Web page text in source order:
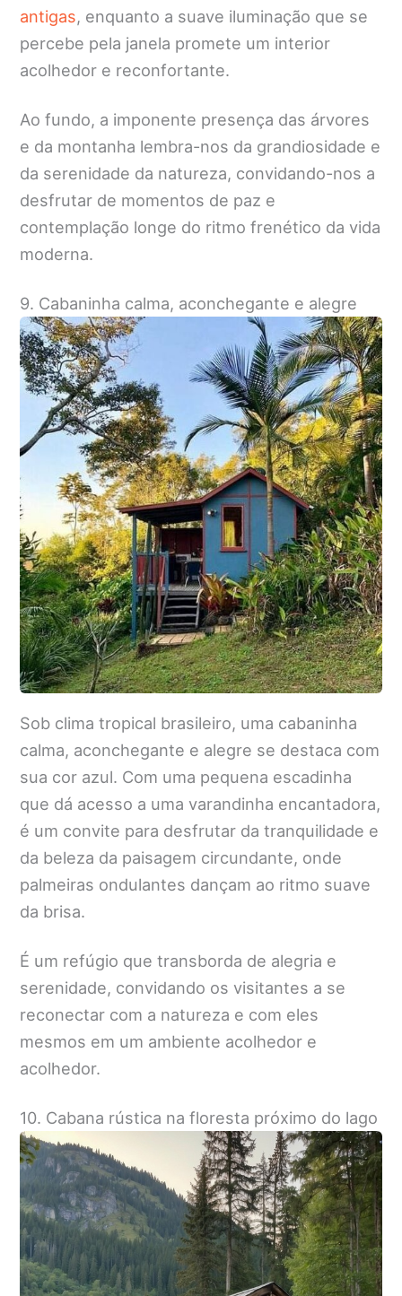
antigas, enquanto a suave iluminação que se
percebe pela janela promete um interior
acolhedor e reconfortante.
Ao fundo, a imponente presença das árvores
e da montanha lembra-nos da grandiosidade e
da serenidade da natureza, convidando-nos a
desfrutar de momentos de paz e
contemplação longe do ritmo frenético da vida
moderna.
9. Cabaninha calma, aconchegante e alegre
Sob clima tropical brasileiro, uma cabaninha
calma, aconchegante e alegre se destaca com
sua cor azul. Com uma pequena escadinha
que dá acesso a uma varandinha encantadora,
é um convite para desfrutar da tranquilidade e
da beleza da paisagem circundante, onde
palmeiras ondulantes dançam ao ritmo suave
da brisa.
É um refúgio que transborda de alegria e
serenidade, convidando os visitantes a se
reconectar com a natureza e com eles
mesmos em um ambiente acolhedor e
acolhedor.
10. Cabana rústica na floresta próximo do lago